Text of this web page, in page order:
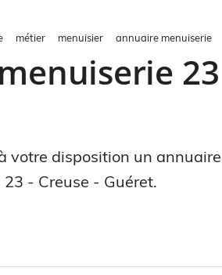
métier menuisier annuaire menuiserie
23
votre disposition un
- Creuse - Guéret.